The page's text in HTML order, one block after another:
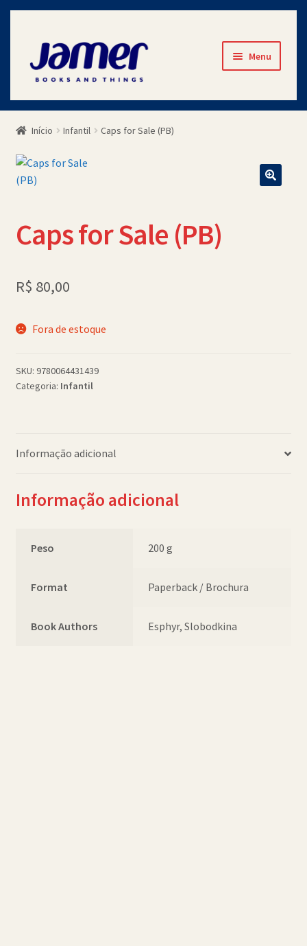
Pular
para
navegação
Pular
para
conteúdo
Menu
Início
Avaliações
Cart
Contato
Minha Conta
SCHOLASTICBOOKCLUB
Início Infantil Caps for Sale (PB)
Caps for Sale (PB)
R$ 80,00
Fora de estoque
SKU: 9780064431439
Categoria: Infantil
Informação adicional
Informação adicional
Peso 200 g
Format Paperback / Brochura
Book Authors Esphyr, Slobodkina